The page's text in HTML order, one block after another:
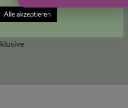
bis15 Minuten
Alle akzeptieren